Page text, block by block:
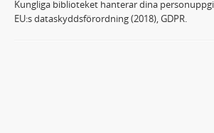
Kungliga biblioteket hanterar dina
EU:s dataskyddsförordning (2018), GDPR.